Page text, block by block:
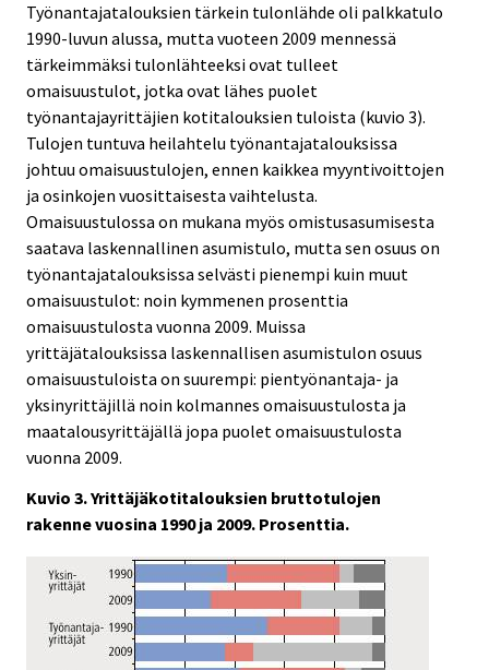
Työnantajatalouksien tärkein tulonlähde oli palkkatulo
1990-luvun alussa, mutta vuoteen 2009 mennessä
tärkeimmäksi tulonlähteeksi ovat tulleet
omaisuustulot, jotka ovat lähes puolet
työnantajayrittäjien kotitalouksien tuloista (kuvio 3).
Tulojen tuntuva heilahtelu työnantajatalouksissa
johtuu omaisuustulojen, ennen kaikkea myyntivoittojen
ja osinkojen vuosittaisesta vaihtelusta.
Omaisuustulossa on mukana myös omistusasumisesta
saatava laskennallinen asumistulo, mutta sen osuus on
työnantajatalouksissa selvästi pienempi kuin muut
omaisuustulot: noin kymmenen prosenttia
omaisuustulosta vuonna 2009. Muissa
yrittäjätalouksissa laskennallisen asumistulon osuus
omaisuustuloista on suurempi: pientyönantaja- ja
yksinyrittäjillä noin kolmannes omaisuustulosta ja
maatalousyrittäjällä jopa puolet omaisuustulosta
vuonna 2009.
Kuvio 3. Yrittäjäkotitalouksien bruttotulojen
rakenne vuosina 1990 ja 2009. Prosenttia.